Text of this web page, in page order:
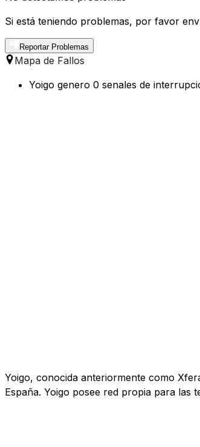
Si está teniendo problemas, por favor
Reportar Problemas
Mapa de Fallos
Yoigo genero 0 senales de
Yoigo, conocida anteriormente como
España. Yoigo posee red propia para las